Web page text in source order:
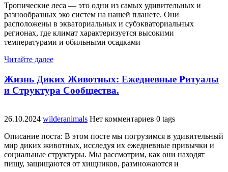
Тропические леса — это одни из самых удивительных и
разнообразных эко систем на нашей планете. Они
расположены в экваториальных и субэкваториальных
регионах, где климат характеризуется высокими
температурами и обильными осадками
Читайте далее
Жизнь Диких Животных: Ежедневные Ритуалы
и Структура Сообщества.
26.10.2024 wilderanimals Нет комментариев 0 tags
Описание поста: В этом посте мы погрузимся в удивительный
мир диких животных, исследуя их ежедневные привычки и
социальные структуры. Мы рассмотрим, как они находят
пищу, защищаются от хищников, размножаются и